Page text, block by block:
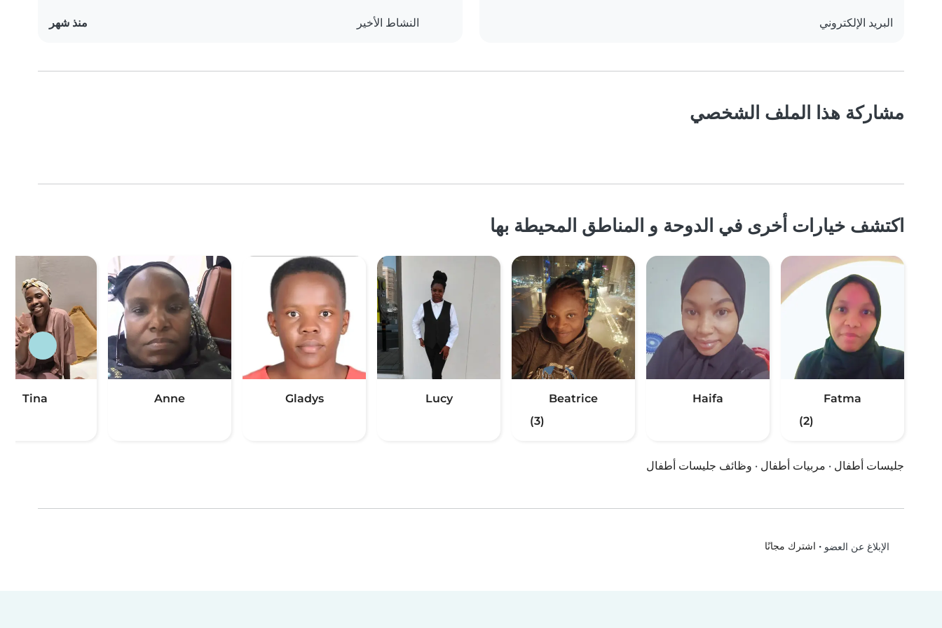
البريد الإلكتروني النشاط الأخير منذ شهر
مشاركة هذا الملف الشخصي
اكتشف خيارات أخرى في الدوحة و المناطق المحيطة بها
Fatma
(2)
Haifa
Beatrice
(3)
Lucy
Gladys
Anne
Tina
جليسات أطفال · مربيات أطفال · وظائف جليسات أطفال
الإبلاغ عن العضو • اشترك مجانًا